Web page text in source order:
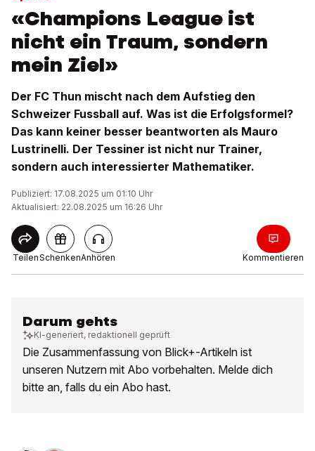
«Champions League ist
nicht ein Traum, sondern
mein Ziel»
Der FC Thun mischt nach dem Aufstieg den
Schweizer Fussball auf. Was ist die Erfolgsformel?
Das kann keiner besser beantworten als Mauro
Lustrinelli. Der Tessiner ist nicht nur Trainer,
sondern auch interessierter Mathematiker.
Publiziert: 17.08.2025 um 01:10 Uhr
Aktualisiert: 22.08.2025 um 16:26 Uhr
TeilenSchenkenAnhören Kommentieren
Darum gehts
KI-generiert, redaktionell geprüft
Die Zusammenfassung von Blick+-Artikeln ist
unseren Nutzern mit Abo vorbehalten. Melde dich
bitte an, falls du ein Abo hast.